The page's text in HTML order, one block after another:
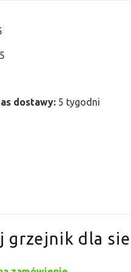
dostawy: 5 tygodni
grzejnik dla